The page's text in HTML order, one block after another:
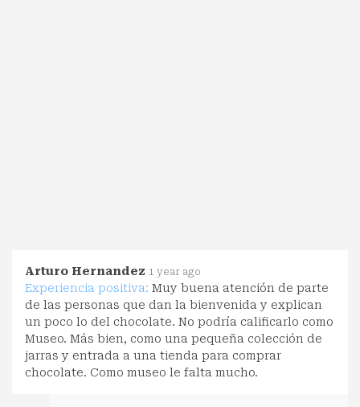
Arturo Hernandez 1 year ago
Experiencia positiva: Muy buena atención de parte
de las personas que dan la bienvenida y explican
un poco lo del chocolate. No podría calificarlo como
Museo. Más bien, como una pequeña colección de
jarras y entrada a una tienda para comprar
chocolate. Como museo le falta mucho.